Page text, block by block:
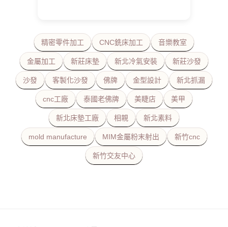
精密零件加工 CNC銑床加工 音樂教室
金屬加工 新莊床墊 新北冷氣安裝 新莊沙發
沙發 客製化沙發 佛牌 金型設計 新北抓漏
cnc工廠 泰國老佛牌 美睫店 美甲
新北床墊工廠 相親 新北素料
mold manufacture MIM金屬粉末射出 新竹cnc
新竹交友中心